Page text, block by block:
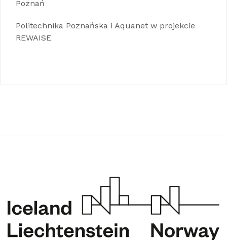
Poznań
Politechnika Poznańska i Aquanet w projekcie
REWAISE